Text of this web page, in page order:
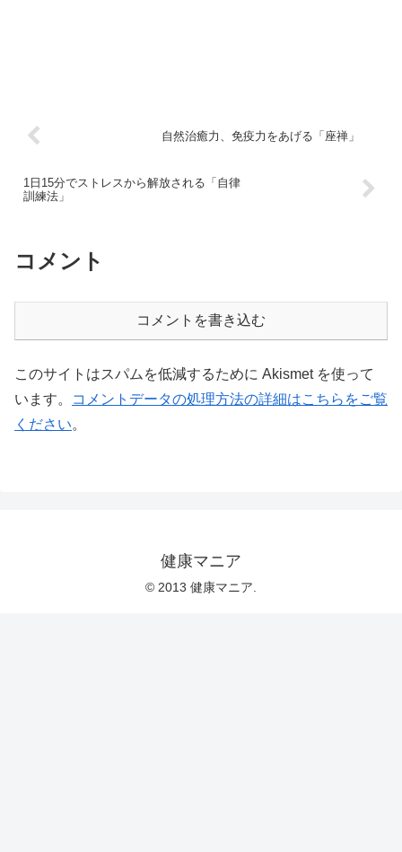
自然治癒力、免疫力をあげる「座禅」
1日15分でストレスから解放される「自律
訓練法」
コメント
コメントを書き込む
このサイトはスパムを低減するために Akismet を使って
います。
コメントデータの処理方法の詳細はこちらをご覧
ください。
健康マニア
© 2013 健康マニア.